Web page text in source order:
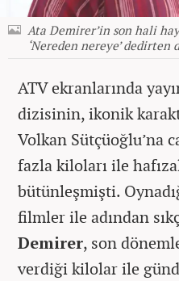
Ata Demirer’in son hali
‘Nereden nereye’
ATV ekranlarında
dizisinin, ikonik
Volkan Sütçüoğlu’na
fazla kiloları ile
bütünleşmişti.
filmler ile adından
Demirer, son
verdiği kilolar ile